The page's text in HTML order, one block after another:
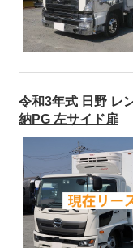
令和3年式 日野 レ
納PG 左サイド扉